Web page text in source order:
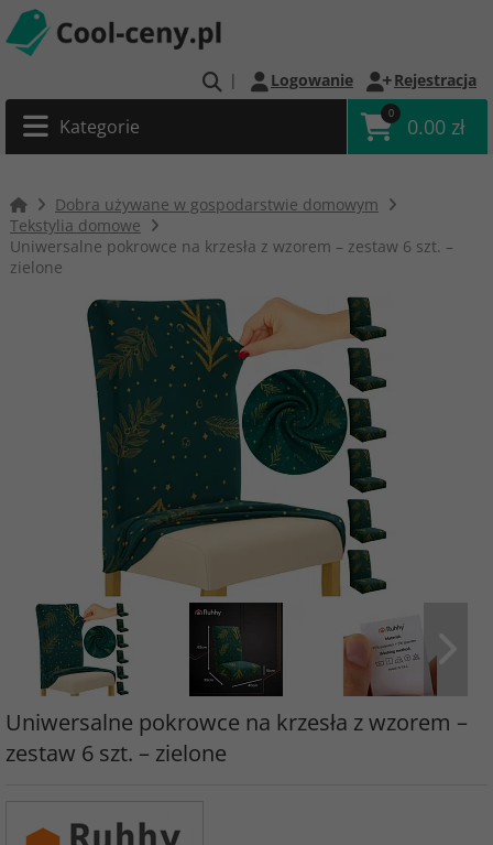
| Logowanie Rejestracja
Kategorie
0
0.00 zł
Dobra używane w gospodarstwie domowym
Tekstylia domowe
Uniwersalne pokrowce na krzesła z wzorem – zestaw 6 szt. –
zielone
Uniwersalne pokrowce na krzesła z wzorem –
zestaw 6 szt. – zielone